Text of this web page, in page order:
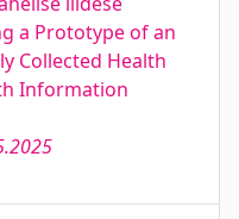
a Prototype of an
Collected Health
Information